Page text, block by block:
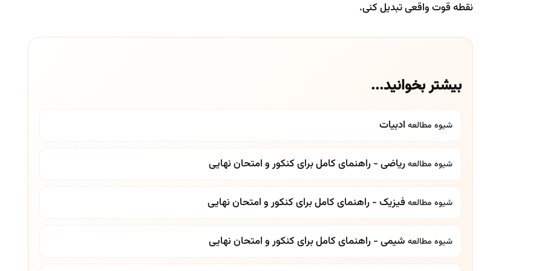
نقطه قوت واقعی تبدیل کنی.
بیشتر بخوانید...
شیوه مطالعه ادبیات
شیوه مطالعهریاضی - راهنمای کامل برای کنکور و امتحان نهایی
شیوه مطالعه فیزیک - راهنمای کامل برای کنکور و امتحان نهایی
شیوه مطالعه شیمی - راهنمای کامل برای کنکور و امتحان نهایی